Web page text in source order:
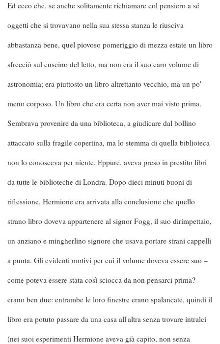
Ed ecco che, se anche solitamente richiamare col pensiero a sé
oggetti che si trovavano nella sua stessa stanza le riusciva
abbastanza bene, quel piovoso pomeriggio di mezza estate un libro
sfrecciò sul cuscino del letto, ma non era il suo caro volume di
astronomia; era piuttosto un libro altrettanto vecchio, ma un po'
meno corposo. Un libro che era certa non aver mai visto prima.
Sembrava provenire da una biblioteca, a giudicare dal bollino
attaccato sulla fragile copertina, ma lo stemma di quella biblioteca
non lo conosceva per niente. Eppure, aveva preso in prestito libri
da tutte le biblioteche di Londra. Dopo dieci minuti buoni di
riflessione, Hermione era arrivata alla conclusione che quello
strano libro doveva appartenere al signor Fogg, il suo dirimpettaio,
un anziano e mingherlino signore che usava portare strani cappelli
a punta. Gli evidenti motivi per cui il volume doveva essere suo –
come poteva essere stata così sciocca da non pensarci prima? -
erano ben due: entrambe le loro finestre erano spalancate, quindi il
libro era potuto passare da una casa all'altra senza trovare intralci
(nei suoi esperimenti Hermione aveva già capito, non senza